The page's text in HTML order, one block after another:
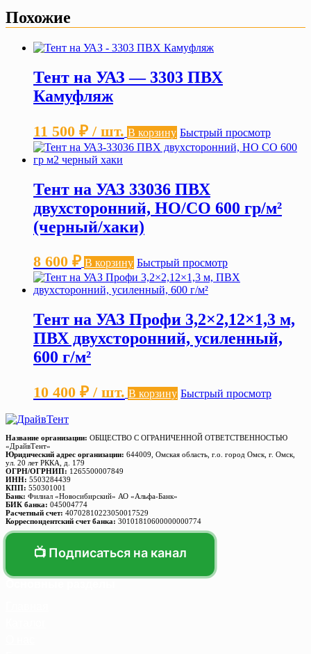
Похожие
Тент на УАЗ — 3303 ПВХ
Камуфляж
11 500 ₽ / шт. В корзину Быстрый просмотр
Тент на УАЗ 33036 ПВХ
двухсторонний, НО/СО 600 гр/м²
(черный/хаки)
8 600 ₽ В корзину Быстрый просмотр
Тент на УАЗ Профи 3,2×2,12×1,3 м,
ПВХ двухсторонний, усиленный,
600 г/м²
10 400 ₽ / шт. В корзину Быстрый просмотр
Название организации: ОБЩЕСТВО С ОГРАНИЧЕННОЙ ОТВЕТСТВЕННОСТЬЮ
«ДрайвТент»
Юридический адрес организации: 644009, Омская область, г.о. город Омск, г. Омск,
ул. 20 лет РККА, д. 179
ОГРН/ОГРНИП: 1265500007849
ИНН: 5503284439
КПП: 550301001
Банк: Филиал «Новосибирский» АО «Альфа-Банк»
БИК банка: 045004774
Расчетный счет: 40702810223050017529
Корреспондентский счет банка: 30101810600000000774
📺 Подписаться на канал